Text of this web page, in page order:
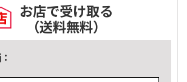
お店で受け取る
（送料無料）